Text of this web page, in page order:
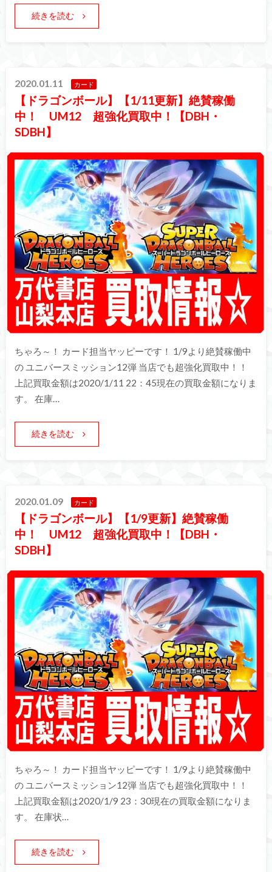
続きを読む
2020.01.11 カード
【ドラゴンボール】【1/11更新】絶賛稼働
中！ UM12 超強化買取中！【DBH・
SDBH】
ちゃろ～！ カード担当ヤッピーです！ 1/9より絶賛稼働中
の ユニバースミッション12弾 当店でも超強化買取中！！
上記買取金額は2020/1/11 22：45現在の買取金額になりま
す。 在庫…
続きを読む
2020.01.09 カード
【ドラゴンボール】【1/9更新】絶賛稼働
中！ UM12 超強化買取中！【DBH・
SDBH】
ちゃろ～！ カード担当ヤッピーです！ 1/9より絶賛稼働中
の ユニバースミッション12弾 当店でも超強化買取中！！
上記買取金額は2020/1/9 23：30現在の買取金額になりま
す。 在庫状…
続きを読む